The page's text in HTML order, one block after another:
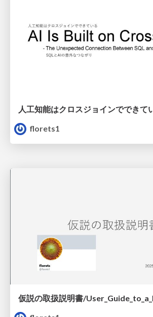
florets1
仮説の取扱説明書/